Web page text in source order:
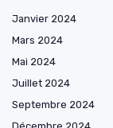
Janvier 2024
Mars 2024
Mai 2024
Juillet 2024
Septembre 2024